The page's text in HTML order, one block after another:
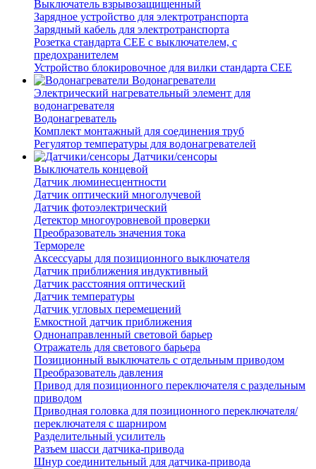
Выключатель взрывозащищенный
Зарядное устройство для электротранспорта
Зарядный кабель для электротранспорта
Розетка стандарта СЕЕ с выключателем, с
предохранителем
Устройство блокировочное для вилки стандарта CEE
Водонагреватели
Электрический нагревательный элемент для
водонагревателя
Водонагреватель
Комплект монтажный для соединения труб
Регулятор температуры для водонагревателей
Датчики/сенсоры
Выключатель концевой
Датчик люминесцентности
Датчик оптический многолучевой
Датчик фотоэлектрический
Детектор многоуровневой проверки
Преобразователь значения тока
Термореле
Аксессуары для позиционного выключателя
Датчик приближения индуктивный
Датчик расстояния оптический
Датчик температуры
Датчик угловых перемещений
Емкостной датчик приближения
Однонаправленный световой барьер
Отражатель для светового барьера
Позиционный выключатель с отдельным приводом
Преобразователь давления
Привод для позиционного переключателя с раздельным
приводом
Приводная головка для позиционного переключателя/
переключателя с шарниром
Разделительный усилитель
Разъем шасси датчика-привода
Шнур соединительный для датчика-привода